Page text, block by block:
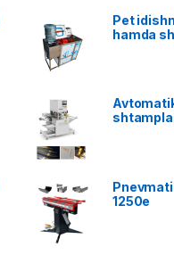
Pet
hamda
1250e